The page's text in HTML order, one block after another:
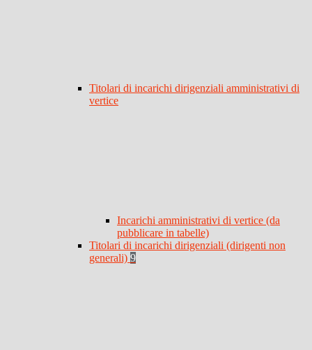
Titolari di incarichi dirigenziali amministrativi di
vertice
Incarichi amministrativi di vertice (da
pubblicare in tabelle)
Titolari di incarichi dirigenziali (dirigenti non
generali) 9